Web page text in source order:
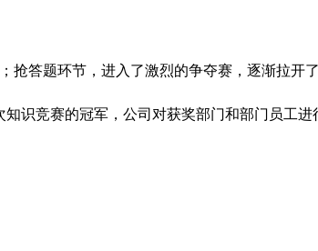
答题环节，进入了激烈的争夺赛，逐渐拉开
识竞赛的冠军，公司对获奖部门和部门员工进